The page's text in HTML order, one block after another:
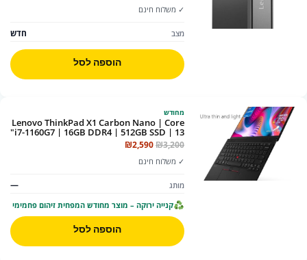
היה:
✓ משלוח חינם
מצב חדש
הוספה לסל
מחודש
Lenovo ThinkPad X1 Carbon Nano | Core
i7-1160G7 | 16GB DDR4 | 512GB SSD | 13"
| מחודש
₪3,200
המחיר
היה:
₪2,590
✓ משלוח חינם
מותג —
קנייה ירוקה – מוצר מחודש המפחית זיהום פחמימי
הוספה לסל